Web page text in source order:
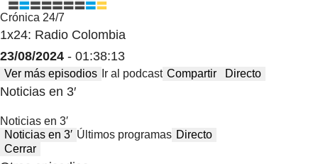
Crónica 24/7
1x24: Radio Colombia
23/08/2024 - 01:38:13
Ver más episodios Ir al podcast Compartir Directo
Noticias en 3′
Noticias en 3′
Noticias en 3′ Últimos programas Directo
Cerrar